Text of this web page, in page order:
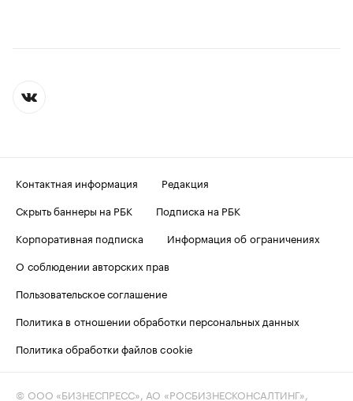
Контактная информация
Редакция
Скрыть баннеры на РБК
Подписка на РБК
Корпоративная подписка
Информация об ограничениях
О соблюдении авторских прав
Пользовательское соглашение
Политика в отношении обработки персональных данных
Политика обработки файлов cookie
© ООО «БИЗНЕСПРЕСС», АО «РОСБИЗНЕСКОНСАЛТИНГ»,